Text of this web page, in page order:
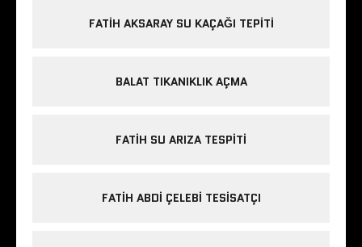
FATIH AKSARAY SU KAÇAĞI TEPITI
BALAT TIKANIKLIK AÇMA
FATIH SU ARIZA TESPITI
FATIH ABDI ÇELEBI TESISATÇI